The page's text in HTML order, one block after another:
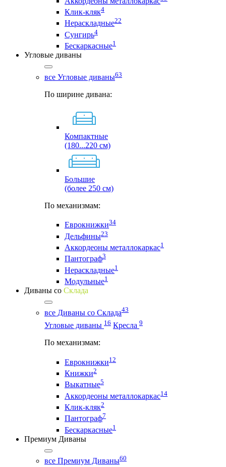
Клик-кляк4
Нераскладные22
Сунгирь4
Бескаркасные1
Угловые диваны
все Угловые диваны63
По ширине дивана:
Компактные
(180...220 см)
Большие
(более 250 см)
По механизмам:
Еврокнижки34
Дельфины23
Аккордеоны металлокаркас1
Пантограф3
Нераскладные1
Модульные1
Диваны со Склада
все Диваны со Склада43
Угловые диваны 16 Кресла 9
По механизмам:
Еврокнижки12
Книжки2
Выкатные5
Аккордеоны металлокаркас14
Клик-кляк2
Пантограф7
Бескаркасные1
Премиум Диваны
все Премиум Диваны60